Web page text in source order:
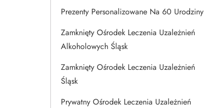
Prezenty Personalizowane Na 60 Urodziny
Zamknięty Ośrodek Leczenia Uzależnień
Alkoholowych Śląsk
Zamknięty Ośrodek Leczenia Uzależnień
Śląsk
Prywatny Ośrodek Leczenia Uzależnień